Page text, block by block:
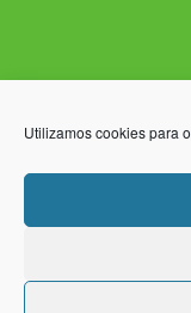
Utilizamos cookies para